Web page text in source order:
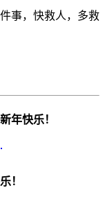
事，快救人，多救
年快乐！
！